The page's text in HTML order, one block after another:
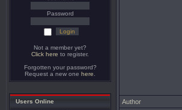
Password
Not a member yet?
Click here to register.
Forgotten your password?
Request a new one here
Users Online Author